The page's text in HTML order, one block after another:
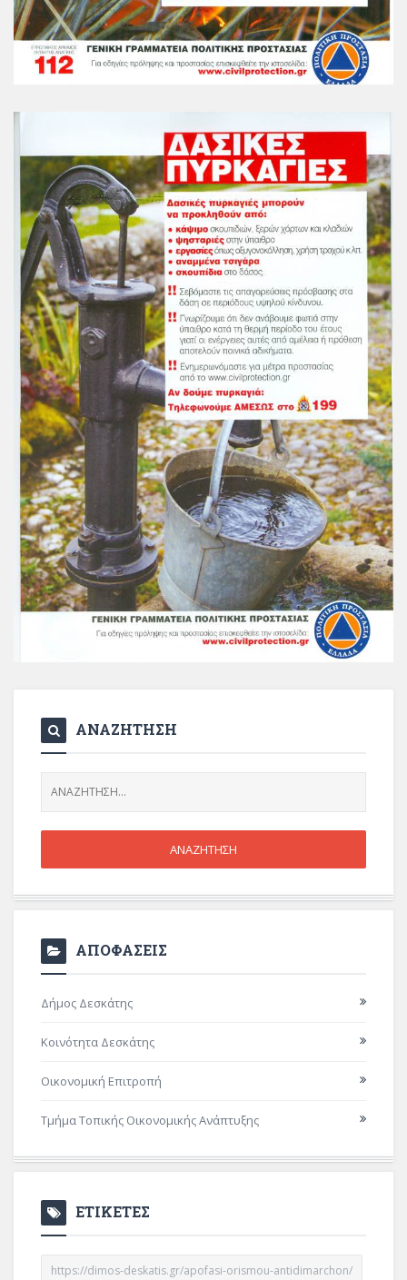
ΑΝΑΖΗΤΗΣΗ
ΑΠΟΦΑΣΕΙΣ
Δήμος Δεσκάτης
Κοινότητα Δεσκάτης
Οικονομική Επιτροπή
Τμήμα Τοπικής Οικονομικής Ανάπτυξης
ΕΤΙΚΕΤΕΣ
https://dimos-deskatis.gr/apofasi-orismou-antidimarchon/